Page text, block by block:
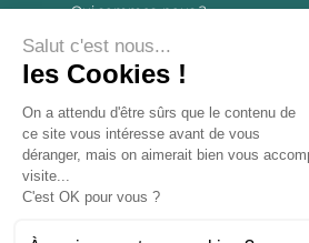
Qui sommes-nous ?
Mentions légales
C.G.V.
Politique de confidentialité
FAQ
Livraisons
Salut c'est nous...
les Cookies !
On a attendu d'être sûrs que le contenu de
ce site vous intéresse avant de vous
déranger, mais on aimerait bien vous
visite...
C'est OK pour vous ?